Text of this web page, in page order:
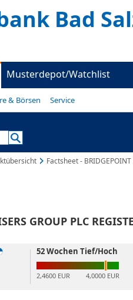
Bad
Musterdepot/Watchlist
& Börsen Service
Factsheet - BRIDGEPOINT
GROUP PLC
52 Wochen Tief/Hoch
2,4600 EUR 4,0000 EUR